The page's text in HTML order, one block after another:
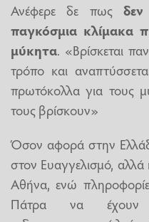
Ανέφερε δε πως
παγκόσμια κλίμακα
μύκητα. «Βρίσκεται
τρόπο και
πρωτόκολλα για τους
τους βρίσκουν»
Όσον αφορά στην
στον Ευαγγελισμό,
Αθήνα, ενώ
Πάτρα να έχουν